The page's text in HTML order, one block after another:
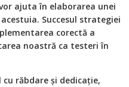
ajuta în elaborarea unei
Succesul strategiei
corectă a
noastră ca testeri în
răbdare și dedicație,